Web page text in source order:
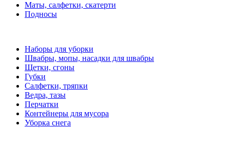
Маты, салфетки, скатерти
Подносы
Наборы для уборки
Швабры, мопы, насадки для швабры
Щетки, сгоны
Губки
Салфетки, тряпки
Ведра, тазы
Перчатки
Контейнеры для мусора
Уборка снега